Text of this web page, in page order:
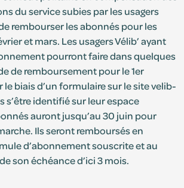
du service subies par les usagers
rembourser les abonnés pour les
et mars. Les usagers Vélib’ ayant
pourront faire dans quelques
de remboursement pour le 1er
le biais d’un formulaire sur le site velib-
s’être identifié sur leur espace
auront jusqu’au 30 juin pour
Ils seront remboursés en
d’abonnement souscrite et au
son échéance d’ici 3 mois.